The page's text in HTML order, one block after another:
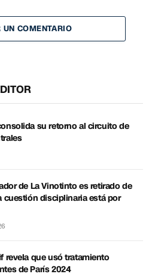
UN COMENTARIO
su retorno al circuito de
de La Vinotinto es retirado de
cuestión disciplinaria está por
revela que usó tratamiento
de París 2024